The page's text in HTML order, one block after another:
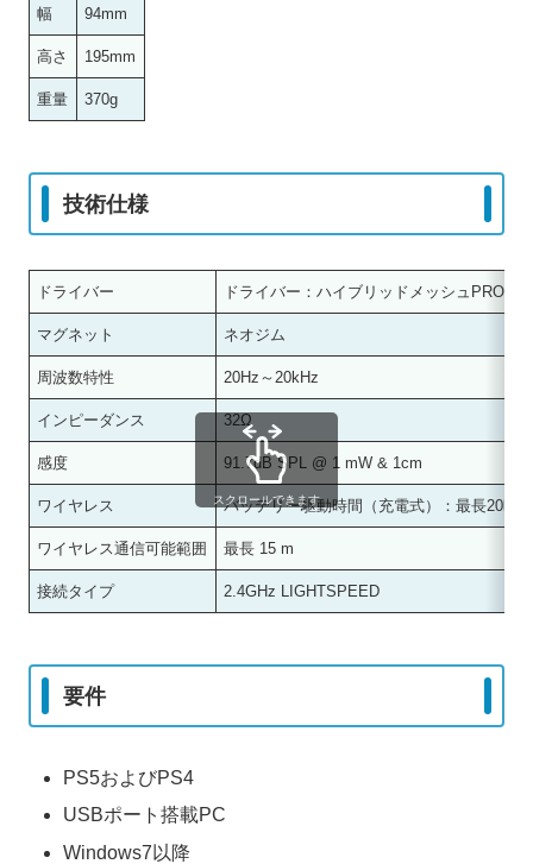
幅 94mm
高さ 195mm
重量 370g
技術仕様
ドライバー ドライバー：ハイブリッドメッシュPRO-G
マグネット ネオジム
周波数特性 20Hz～20kHz
インピーダンス 32Ω
感度 91.7dB SPL @ 1 mW & 1cm
ワイヤレス バッテリー駆動時間（充電式）：最長20時
ワイヤレス通信可能範囲 最長 15 m
接続タイプ 2.4GHz LIGHTSPEED
スクロールできます
要件
PS5およびPS4
USBポート搭載PC
Windows7以降